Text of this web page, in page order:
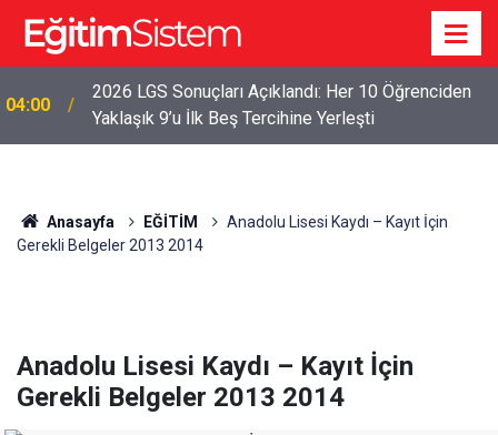
04:00
2026 LGS Sonuçları Açıklandı: Her 10 Öğrenciden
Yaklaşık 9’u İlk Beş Tercihine Yerleşti
Anasayfa EĞİTİM
Anadolu Lisesi Kaydı – Kayıt İçin
Gerekli Belgeler 2013 2014
Anadolu Lisesi Kaydı – Kayıt İçin
Gerekli Belgeler 2013 2014